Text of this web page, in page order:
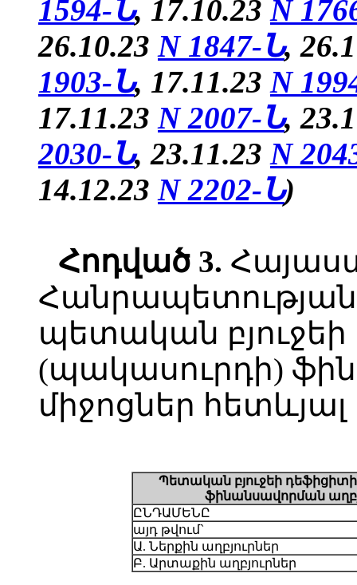
1594-Ն, 17.10.23 N
26.10.23 N 1847-Ն,
1903-Ն, 17.11.23 N
17.11.23 N 2007-Ն,
2030-Ն, 23.11.23 N
14.12.23 N 2202-Ն)
Հոդված 3.
Հանրապետության
պետական
(պակասուրդի)
միջոցներ հետևյալ
Պետական բյուջեի
ֆինանսավորման
ԸՆԴԱՄԵՆԸ
այդ թվում`
Ա. Ներքին աղբյուրներ
Բ. Արտաքին աղբյուրներ